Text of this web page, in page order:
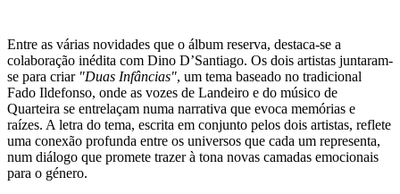
Entre as várias novidades que o álbum reserva, destaca-se a
colaboração inédita com Dino D’Santiago. Os dois artistas juntaram-
se para criar "Duas Infâncias", um tema baseado no tradicional
Fado Ildefonso, onde as vozes de Landeiro e do músico de
Quarteira se entrelaçam numa narrativa que evoca memórias e
raízes. A letra do tema, escrita em conjunto pelos dois artistas, reflete
uma conexão profunda entre os universos que cada um representa,
num diálogo que promete trazer à tona novas camadas emocionais
para o género.